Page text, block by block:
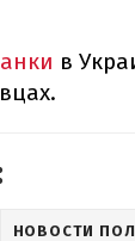
в
НОВОСТИ